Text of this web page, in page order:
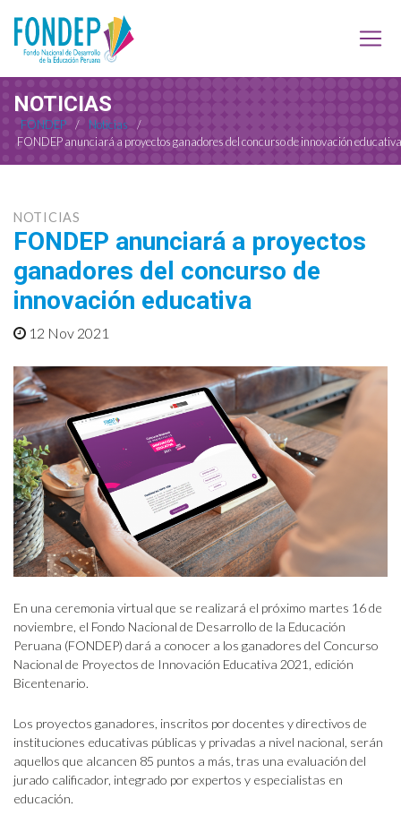
NOTICIAS
FONDEP / Noticias
/
FONDEP anunciará a proyectos ganadores del concurso de innovación educativa
NOTICIAS
FONDEP anunciará a proyectos
ganadores del concurso de
innovación educativa
12 Nov 2021
En una ceremonia virtual que se realizará el próximo martes 16 de
noviembre, el Fondo Nacional de Desarrollo de la Educación
Peruana (FONDEP) dará a conocer a los ganadores del Concurso
Nacional de Proyectos de Innovación Educativa 2021, edición
Bicentenario.
Los proyectos ganadores, inscritos por docentes y directivos de
instituciones educativas públicas y privadas a nivel nacional, serán
aquellos que alcancen 85 puntos a más, tras una evaluación del
jurado calificador, integrado por expertos y especialistas en
educación.